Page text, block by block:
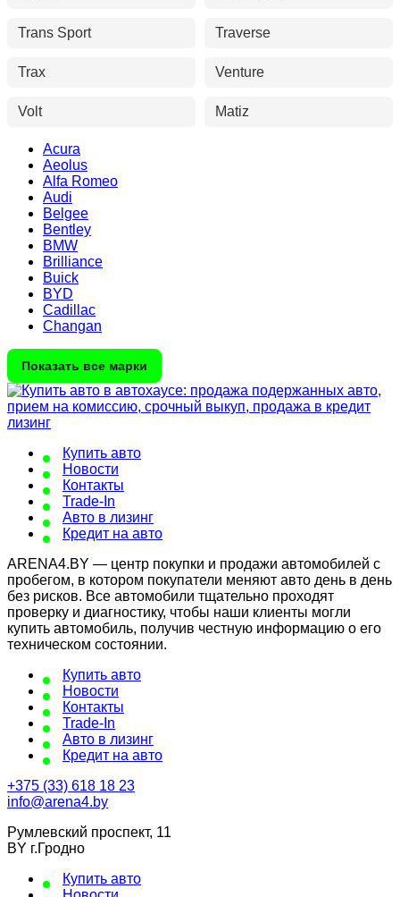
Trans Sport Traverse
Trax Venture
Volt Matiz
Acura
Aeolus
Alfa Romeo
Audi
Belgee
Bentley
BMW
Brilliance
Buick
BYD
Cadillac
Changan
Показать все марки
Купить авто
Новости
Контакты
Trade-In
Авто в лизинг
Кредит на авто
ARENA4.BY — центр покупки и продажи автомобилей с
пробегом, в котором покупатели меняют авто день в день
без рисков. Все автомобили тщательно проходят
проверку и диагностику, чтобы наши клиенты могли
купить автомобиль, получив честную информацию о его
техническом состоянии.
Купить авто
Новости
Контакты
Trade-In
Авто в лизинг
Кредит на авто
+375 (33) 618 18 23
info@arena4.by
Румлевский проспект, 11
BY г.Гродно
Купить авто